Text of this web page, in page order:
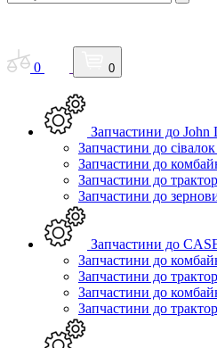
0 0
Запчастини до John
Запчастини до
Запчастини до
Запчастини до
Запчастини до
Запчастини до
Запчастини до
Запчастини до
Запчастини до
Запчастини до